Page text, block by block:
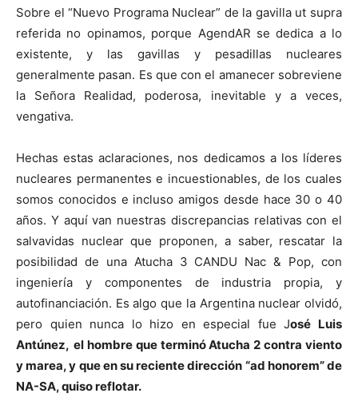
Sobre el “Nuevo Programa Nuclear” de la gavilla ut supra
referida no opinamos, porque AgendAR se dedica a lo
existente, y las gavillas y pesadillas nucleares
generalmente pasan. Es que con el amanecer sobreviene
la Señora Realidad, poderosa, inevitable y a veces,
vengativa.
Hechas estas aclaraciones, nos dedicamos a los líderes
nucleares permanentes e incuestionables, de los cuales
somos conocidos e incluso amigos desde hace 30 o 40
años. Y aquí van nuestras discrepancias relativas con el
salvavidas nuclear que proponen, a saber, rescatar la
posibilidad de una Atucha 3 CANDU Nac & Pop, con
ingeniería y componentes de industria propia, y
autofinanciación. Es algo que la Argentina nuclear olvidó,
pero quien nunca lo hizo en especial fue José Luis
Antúnez, el hombre que terminó Atucha 2 contra viento
y marea, y que en su reciente dirección “ad honorem” de
NA-SA, quiso reflotar.